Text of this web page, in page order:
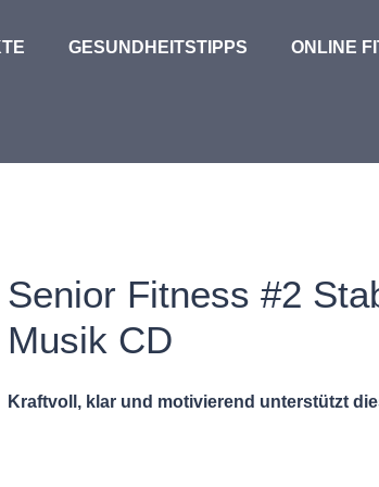
GESUNDHEITSTIPPS ONLINE
Senior Fitness #2
Musik CD
Kraftvoll, klar und motivierend unterstützt